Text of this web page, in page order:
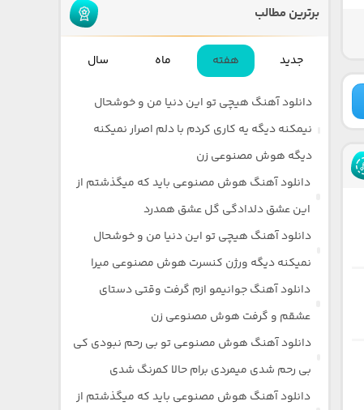
برترین مطالب
جدید هفته ماه سال
دانلود آهنگ هیچی تو این دنیا من و خوشحال
نیمکنه دیگه یه کاری کردم با دلم اصرار نمیکنه
دیگه هوش مصنوعی زن
دانلود آهنگ هوش مصنوعی باید که میگذشتم از
این عشق دلدادگی گل عشق همدرد
دانلود آهنگ هیچی تو این دنیا من و خوشحال
نمیکنه دیگه ورژن کنسرت هوش مصنوعی میرا
دانلود آهنگ جوانیمو ازم گرفت وقتی دستای
عشقم و گرفت هوش مصنوعی زن
دانلود آهنگ هوش مصنوعی تو بی رحم نبودی کی
بی رحم شدی میمردی برام حالا کمرنگ شدی
دانلود آهنگ هوش مصنوعی باید که میگذشتم از